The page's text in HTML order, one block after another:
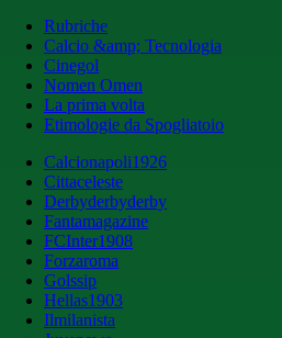
Rubriche
Calcio &amp; Tecnologia
Cinegol
Nomen Omen
La prima volta
Etimologie da Spogliatoio
Calcionapoli1926
Cittaceleste
Derbyderbyderby
Fantamagazine
FCInter1908
Forzaroma
Golssip
Hellas1903
Ilmilanista